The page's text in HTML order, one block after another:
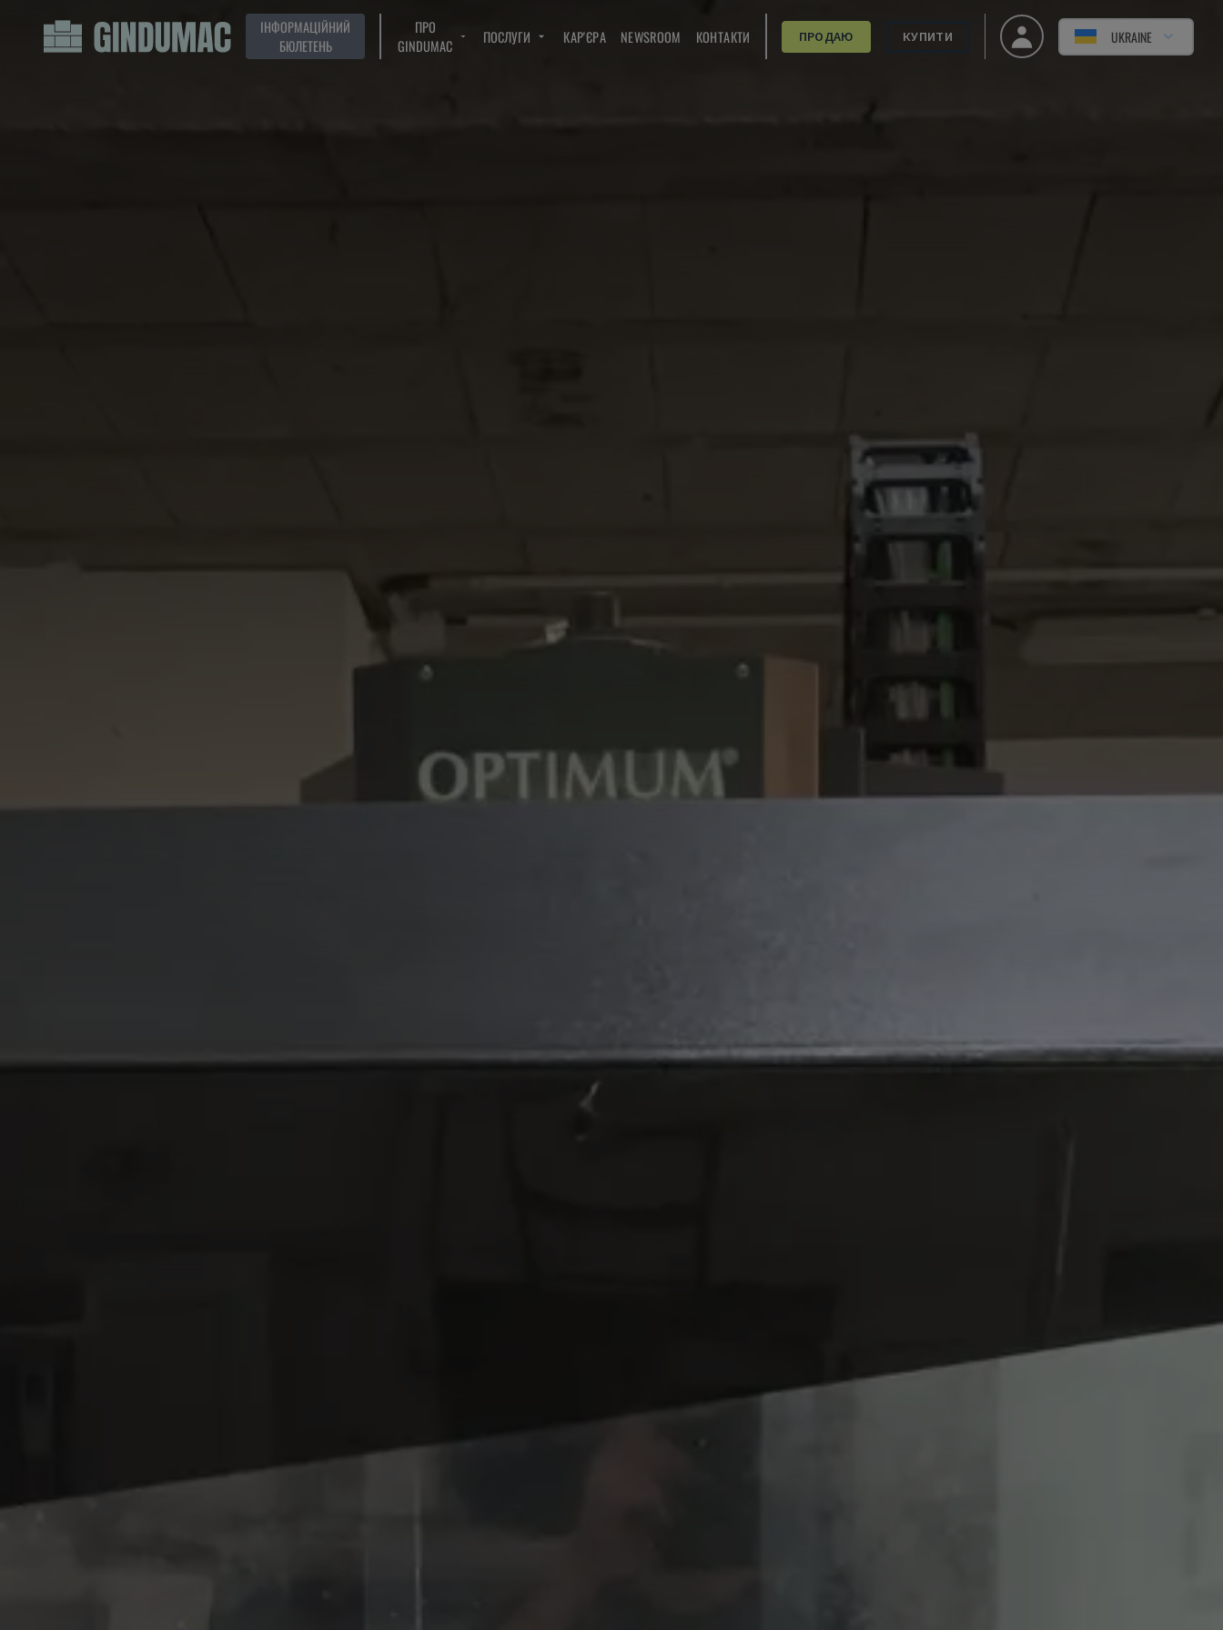
ІНФОРМАЦІЙНИЙ
БЮЛЕТЕНЬ
ПРО
GINDUMAC
ПОСЛУГИ КАР'ЄРА NEWSROOM КОНТАКТИ ПРОДАЮ КУПИТИ UKRAINE